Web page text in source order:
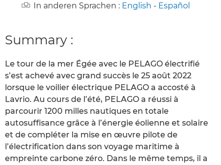
In anderen Sprachen : English - Español
Summary :
Le tour de la mer Égée avec le PELAGO électrifié
s’est achevé avec grand succès le 25 août 2022
lorsque le voilier électrique PELAGO a accosté à
Lavrio. Au cours de l’été, PELAGO a réussi à
parcourir 1200 milles nautiques en totale
autosuffisance grâce à l’énergie éolienne et solaire
et de compléter la mise en œuvre pilote de
l’électrification dans son voyage maritime à
empreinte carbone zéro. Dans le même temps, il a